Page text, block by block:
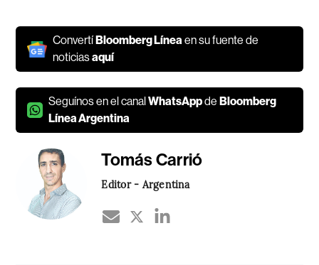
Convertí Bloomberg Líneaen su fuente de
noticiasaquí
Seguínos en el canalWhatsAppde Bloomberg
Línea Argentina
Tomás Carrió
Editor - Argentina